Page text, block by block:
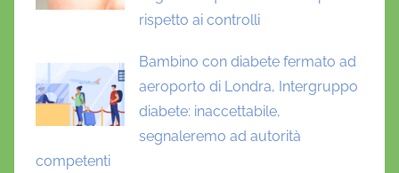
rispetto ai controlli
Bambino con diabete fermato ad
aeroporto di Londra, Intergruppo
diabete: inaccettabile,
segnaleremo ad autorità
competenti